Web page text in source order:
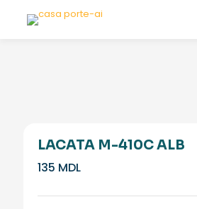
LACATA M-410C ALB
135 MDL